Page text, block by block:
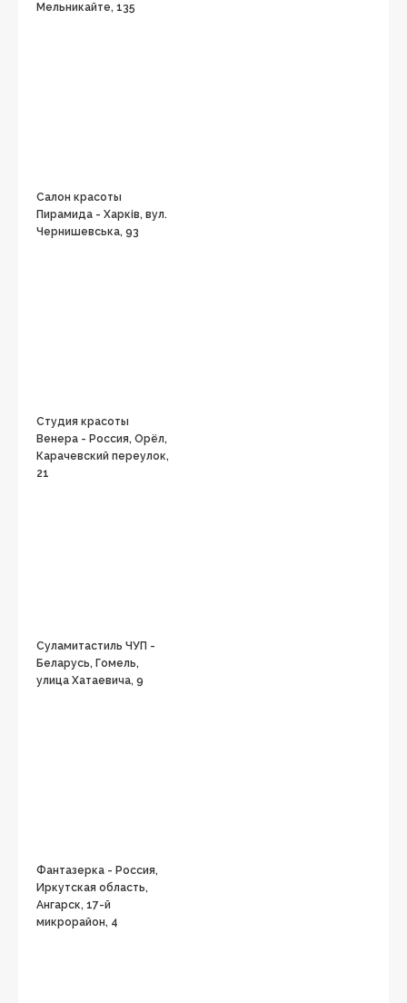
Мельникайте, 135
Cалон красоты
Пирамида - Харків, вул.
Чернишевська, 93
Студия красоты
Венера - Россия, Орёл,
Карачевский переулок,
21
Суламитастиль ЧУП -
Беларусь, Гомель,
улица Хатаевича, 9
Фантазерка - Россия,
Иркутская область,
Ангарск, 17-й
микрорайон, 4